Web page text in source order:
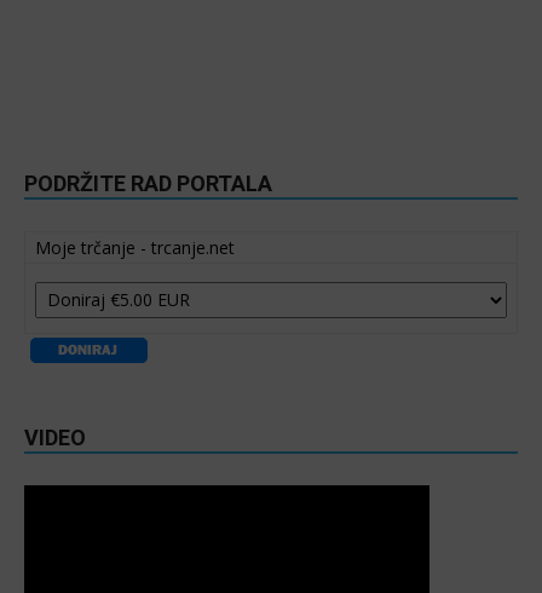
PODRŽITE RAD PORTALA
Moje trčanje - trcanje.net
VIDEO